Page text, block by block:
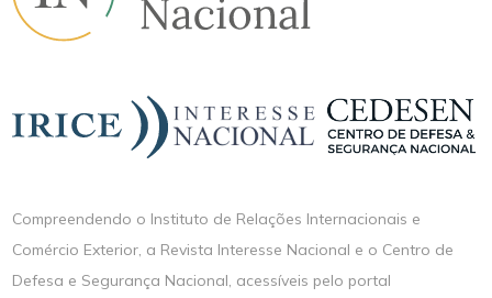
Compreendendo o Instituto de Relações Internacionais e
Comércio Exterior, a Revista Interesse Nacional e o Centro de
Defesa e Segurança Nacional, acessíveis pelo portal